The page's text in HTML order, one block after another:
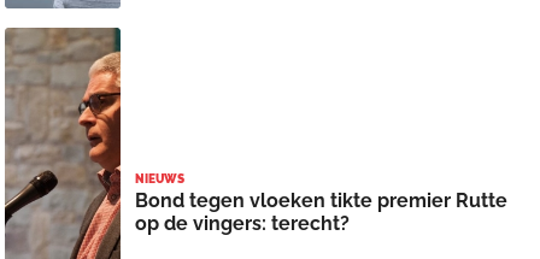
NIEUWS
Bond tegen vloeken tikte premier Rutte
op de vingers: terecht?